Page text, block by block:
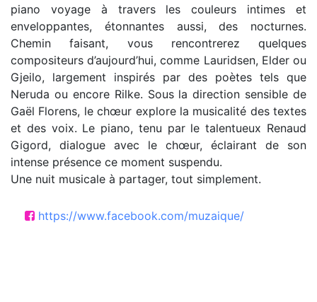
piano voyage à travers les couleurs intimes et
enveloppantes, étonnantes aussi, des nocturnes.
Chemin faisant, vous rencontrerez quelques
compositeurs d’aujourd’hui, comme Lauridsen, Elder ou
Gjeilo, largement inspirés par des poètes tels que
Neruda ou encore Rilke. Sous la direction sensible de
Gaël Florens, le chœur explore la musicalité des textes
et des voix. Le piano, tenu par le talentueux Renaud
Gigord, dialogue avec le chœur, éclairant de son
intense présence ce moment suspendu.
Une nuit musicale à partager, tout simplement.
https://www.facebook.com/muzaique/